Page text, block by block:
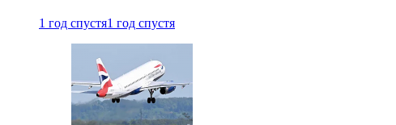
1 год спустя1 год спустя